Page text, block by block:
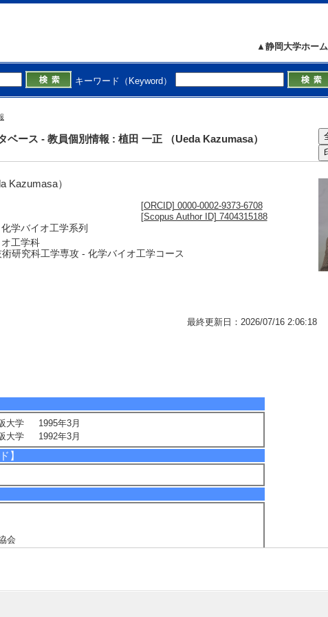
▲静岡大学ホーム
キーワード（Keyword）
ベース - 教員個別情報 : 植田 一正 （Ueda Kazumasa）
Kazumasa）
[ORCID] 0000-0002-9373-6708
[Scopus Author ID] 7404315188
学バイオ工学系列
工学科
研究科工学専攻 - 化学バイオ工学コース
最終更新日：2026/07/16 2:06:18
大学 1995年3月
大学 1992年3月
】
会